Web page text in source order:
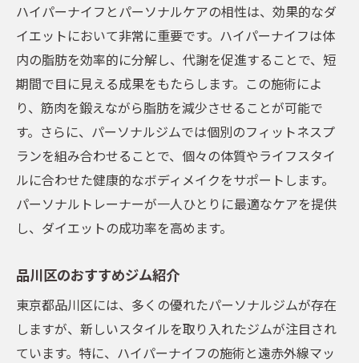
ハイパーナイフとパーソナルケアの相性は、効果的なダ
イエットにおいて非常に重要です。ハイパーナイフは体
内の脂肪を効率的に分解し、代謝を促進することで、短
期間で目に見える成果をもたらします。この施術によ
り、筋肉を鍛えながら脂肪を減少させることが可能で
す。さらに、パーソナルジムでは個別のフィットネスプ
ランを組み合わせることで、個々の体質やライフスタイ
ルに合わせた健康的なボディメイクをサポートします。
パーソナルトレーナーが一人ひとりに最適なケアを提供
し、ダイエットの成功率を高めます。
品川区のおすすめジム紹介
東京都品川区には、多くの優れたパーソナルジムが存在
しますが、新しいスタイルを取り入れたジムが注目され
ています。特に、ハイパーナイフの施術と遠赤外線マッ